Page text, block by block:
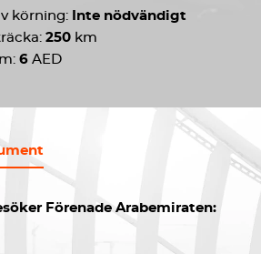
körning:
Inte nödvändigt
250 km
6 AED
Förenade Arabemiraten: